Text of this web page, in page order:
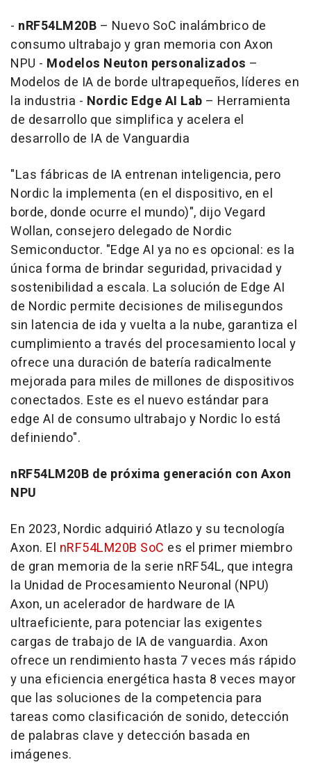
- nRF54LM20B – Nuevo SoC inalámbrico de
consumo ultrabajo y gran memoria con Axon
NPU - Modelos Neuton personalizados –
Modelos de IA de borde ultrapequeños, líderes en
la industria - Nordic Edge AI Lab – Herramienta
de desarrollo que simplifica y acelera el
desarrollo de IA de Vanguardia
"Las fábricas de IA entrenan inteligencia, pero
Nordic la implementa (en el dispositivo, en el
borde, donde ocurre el mundo)", dijo Vegard
Wollan, consejero delegado de Nordic
Semiconductor. "Edge AI ya no es opcional: es la
única forma de brindar seguridad, privacidad y
sostenibilidad a escala. La solución de Edge AI
de Nordic permite decisiones de milisegundos
sin latencia de ida y vuelta a la nube, garantiza el
cumplimiento a través del procesamiento local y
ofrece una duración de batería radicalmente
mejorada para miles de millones de dispositivos
conectados. Este es el nuevo estándar para
edge AI de consumo ultrabajo y Nordic lo está
definiendo".
nRF54LM20B de próxima generación con Axon
NPU
En 2023, Nordic adquirió Atlazo y su tecnología
Axon. El nRF54LM20B SoC es el primer miembro
de gran memoria de la serie nRF54L, que integra
la Unidad de Procesamiento Neuronal (NPU)
Axon, un acelerador de hardware de IA
ultraeficiente, para potenciar las exigentes
cargas de trabajo de IA de vanguardia. Axon
ofrece un rendimiento hasta 7 veces más rápido
y una eficiencia energética hasta 8 veces mayor
que las soluciones de la competencia para
tareas como clasificación de sonido, detección
de palabras clave y detección basada en
imágenes.